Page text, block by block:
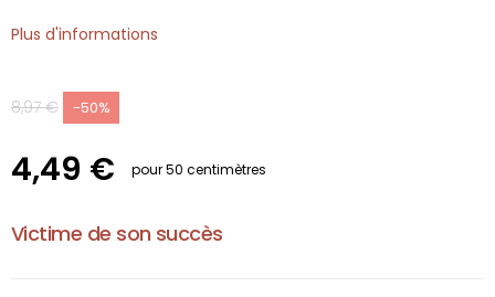
Plus d'informations
8,97 € -50%
4,49 € pour 50 centimètres
Victime de son succès